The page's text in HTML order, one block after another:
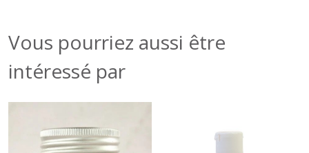
Vous pourriez aussi être
intéressé par